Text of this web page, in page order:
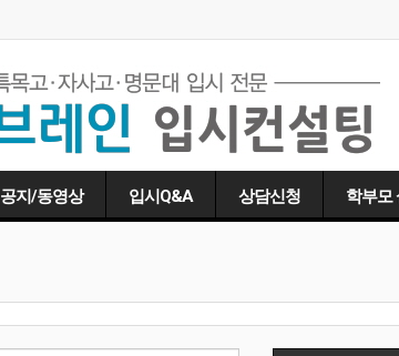
공지/동영상 입시Q&A 상담신청 학부모